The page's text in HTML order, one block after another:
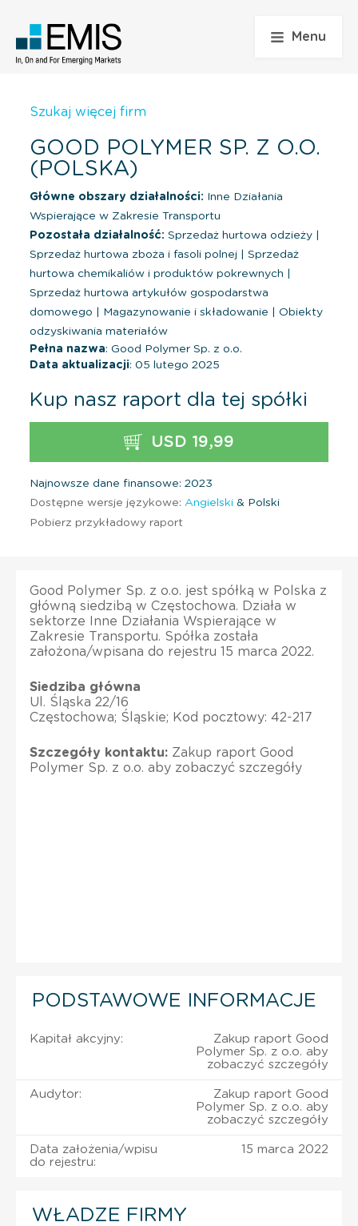
Menu
Szukaj więcej firm
GOOD POLYMER SP. Z O.O.
(POLSKA)
Główne obszary działalności: Inne Działania
Wspierające w Zakresie Transportu
Pozostała działalność: Sprzedaż hurtowa odzieży
Sprzedaż hurtowa zboża i fasoli polnej
Sprzedaż
hurtowa chemikaliów i produktów pokrewnych
Sprzedaż hurtowa artykułów gospodarstwa
domowego
Magazynowanie i składowanie
Obiekty
odzyskiwania materiałów
Pełna nazwa: Good Polymer Sp. z o.o.
Data aktualizacji: 05 lutego 2025
Kup nasz raport dla tej spółki
USD 19,99
Najnowsze dane finansowe: 2023
Dostępne wersje językowe: Angielski & Polski
Pobierz przykładowy raport
Good Polymer Sp. z o.o. jest spółką w Polska z
główną siedzibą w Częstochowa. Działa w
sektorze Inne Działania Wspierające w
Zakresie Transportu. Spółka została
założona/wpisana do rejestru 15 marca 2022.
Siedziba główna
Ul. Śląska 22/16
Częstochowa; Śląskie; Kod pocztowy: 42-217
Szczegóły kontaktu: Zakup raport Good
Polymer Sp. z o.o. aby zobaczyć szczegóły
PODSTAWOWE INFORMACJE
Kapitał akcyjny:
Zakup raport Good
Polymer Sp. z o.o. aby
zobaczyć szczegóły
Audytor:
Zakup raport Good
Polymer Sp. z o.o. aby
zobaczyć szczegóły
Data założenia/wpisu
do rejestru:
15 marca 2022
WŁADZE FIRMY